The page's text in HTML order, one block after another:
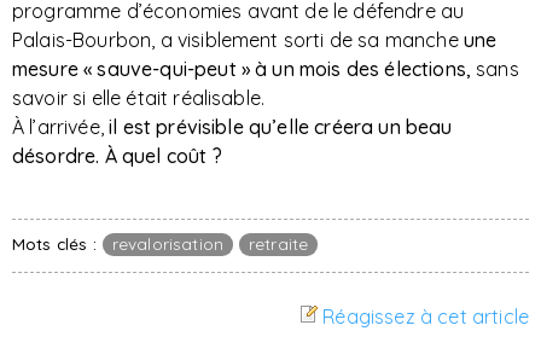
programme d’économies avant de le défendre au
Palais-Bourbon, a visiblement sorti de sa manche une
mesure « sauve-qui-peut » à un mois des élections, sans
savoir si elle était réalisable.
À l’arrivée,il est prévisible qu’elle créera un beau
désordre. À quel coût ?
Mots clés : revalorisation retraite
Réagissez à cet article